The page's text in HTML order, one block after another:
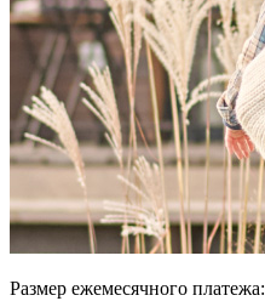
Размер ежемесячного платежа: